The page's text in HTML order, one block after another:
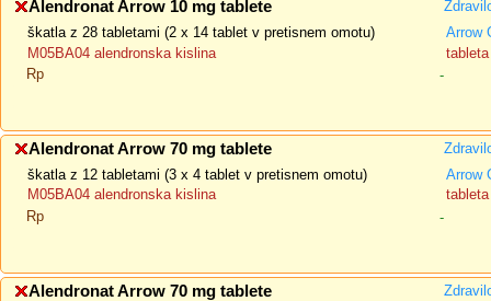
Alendronat Arrow 10 mg tablete
škatla z 28 tabletami (2 x 14 tablet v pretisnem omotu)
Arrow
M05BA04 alendronska kislina
tableta
Rp
-
Alendronat Arrow 70 mg tablete
škatla z 12 tabletami (3 x 4 tablet v pretisnem omotu)
Arrow
M05BA04 alendronska kislina
tableta
Rp
-
Alendronat Arrow 70 mg tablete